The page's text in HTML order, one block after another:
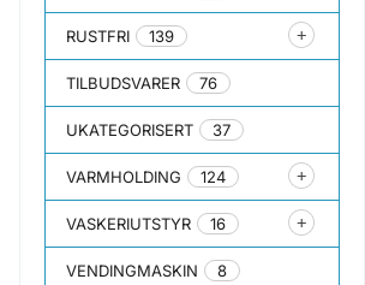
RUSTFRI 139
TILBUDSVARER 76
UKATEGORISERT 37
VARMHOLDING 124
VASKERIUTSTYR 16
VENDINGMASKIN 8